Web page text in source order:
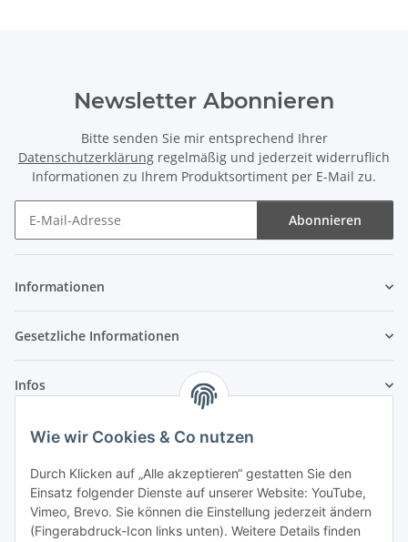
Wie wir Cookies & Co nutzen
Durch Klicken auf „Alle akzeptieren“ gestatten Sie den
Einsatz folgender Dienste auf unserer Website: YouTube,
Vimeo, Brevo. Sie können die Einstellung jederzeit ändern
(Fingerabdruck-Icon links unten). Weitere Details finden
Newsletter Abonnieren
Bitte senden Sie mir entsprechend Ihrer
Datenschutzerklärung regelmäßig und jederzeit widerruflich
Informationen zu Ihrem Produktsortiment per E-Mail zu.
Abonnieren
Informationen
Gesetzliche Informationen
Infos
Laden - Öffnungszeiten:
Montag 09:00Uhr bis
16:00 Uhr
Dienstag
09:00 Uhr bis
17:00 Uhr
Mittwoch
09:00 Uhr bis 16:00 Uhr